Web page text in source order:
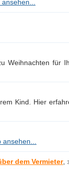
Weihnachten für
Kind. Hier
ansehen...
dem Vermieter,